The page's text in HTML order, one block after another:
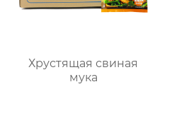
Хрустящая свиная
мука